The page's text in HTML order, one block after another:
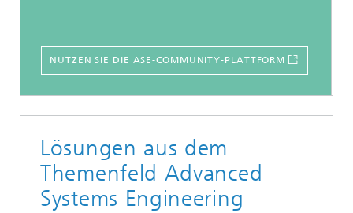
NUTZEN SIE DIE ASE-COMMUNITY-PLATTFORM
Lösungen aus dem
Themenfeld Advanced
Systems Engineering